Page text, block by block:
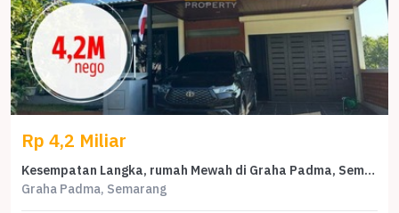
Rp 4,2 Miliar
Kesempatan Langka, rumah Mewah di Graha Padma, Semarang, LB 320m²
Graha Padma, Semarang